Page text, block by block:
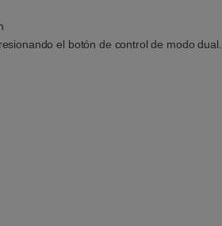
el botón de control de modo dual.